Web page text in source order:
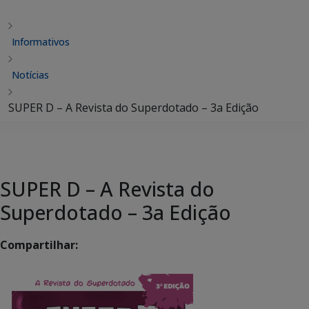
Informativos
Notícias
SUPER D – A Revista do Superdotado – 3a Edição
SUPER D – A Revista do
Superdotado – 3a Edição
Compartilhar: